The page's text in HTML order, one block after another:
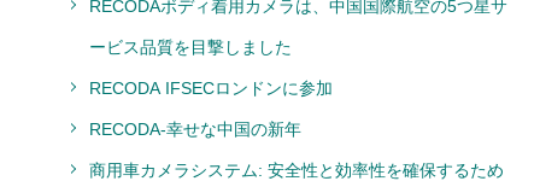
RECODAボディ着用カメラは、中国国際航空の5つ星サ
ービス品質を目撃しました
RECODA IFSECロンドンに参加
RECODA-幸せな中国の新年
商用車カメラシステム: 安全性と効率性を確保するため